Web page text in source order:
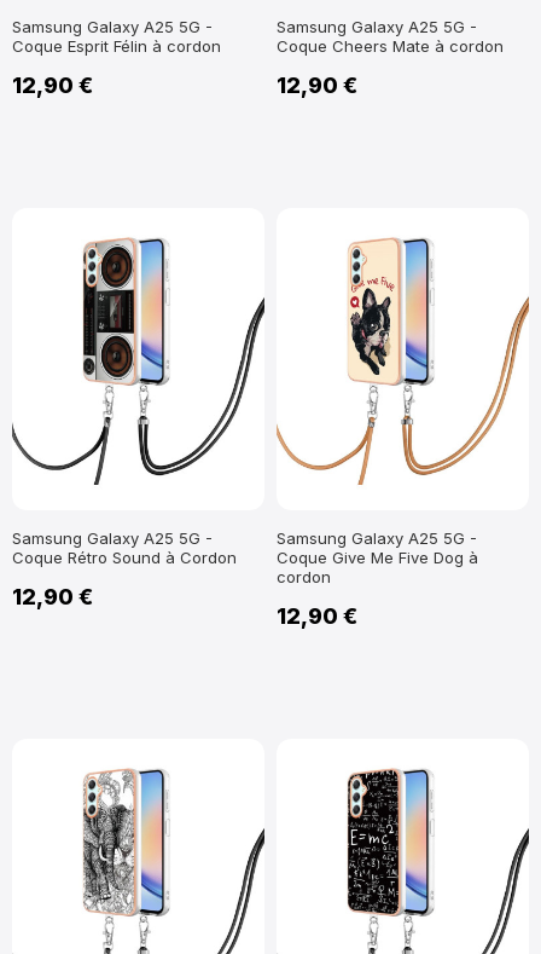
Samsung Galaxy A25 5G -
Coque Esprit Félin à cordon
12,90 €
Samsung Galaxy A25 5G -
Coque Cheers Mate à cordon
12,90 €
Samsung Galaxy A25 5G -
Coque Rétro Sound à Cordon
12,90 €
Samsung Galaxy A25 5G -
Coque Give Me Five Dog à
cordon
12,90 €